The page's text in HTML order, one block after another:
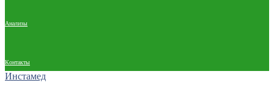
Анализы
Контакты
Инстамед